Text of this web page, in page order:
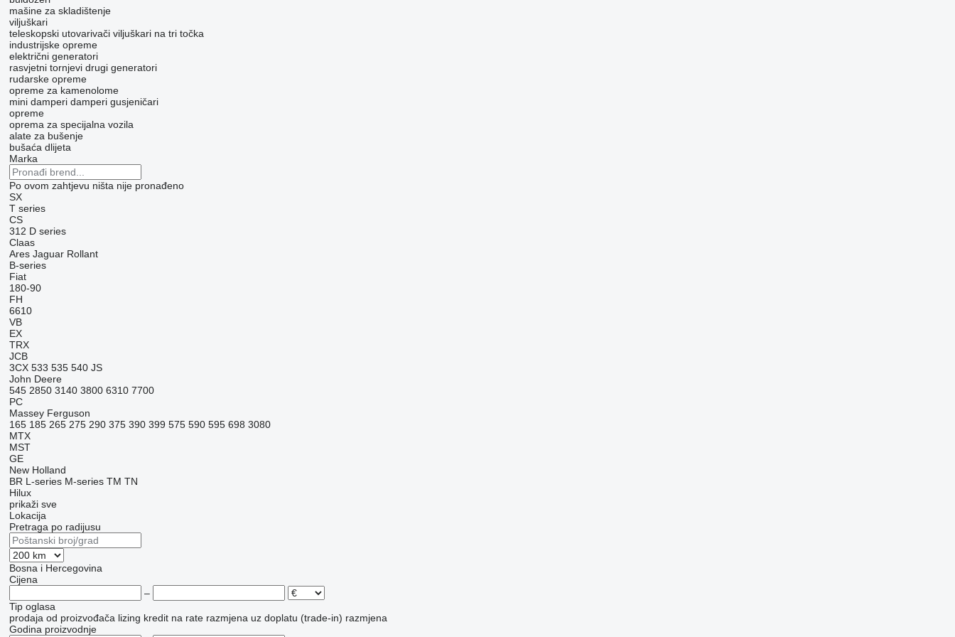
mašine za skladištenje
viljuškari
teleskopski utovarivači viljuškari na tri točka
industrijske opreme
električni generatori
rasvjetni tornjevi drugi generatori
rudarske opreme
opreme za kamenolome
mini damperi damperi gusjeničari
opreme
oprema za specijalna vozila
alate za bušenje
bušaća dlijeta
Marka
Po ovom zahtjevu ništa nije pronađeno
SX
T series
CS
312 D series
Claas
Ares Jaguar Rollant
B-series
Fiat
180-90
FH
6610
VB
EX
TRX
JCB
3CX 533 535 540 JS
John Deere
545 2850 3140 3800 6310 7700
PC
Massey Ferguson
165 185 265 275 290 375 390 399 575 590 595 698 3080
MTX
MST
GE
New Holland
BR L-series M-series TM TN
Hilux
prikaži sve
Lokacija
Pretraga po radijusu
Bosna i Hercegovina
Cijena
–
Tip oglasa
prodaja od proizvođača lizing kredit na rate razmjena uz doplatu (trade-in) razmjena
Godina proizvodnje